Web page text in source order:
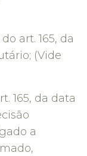
art. 165, da
(Vide
165, da data
a